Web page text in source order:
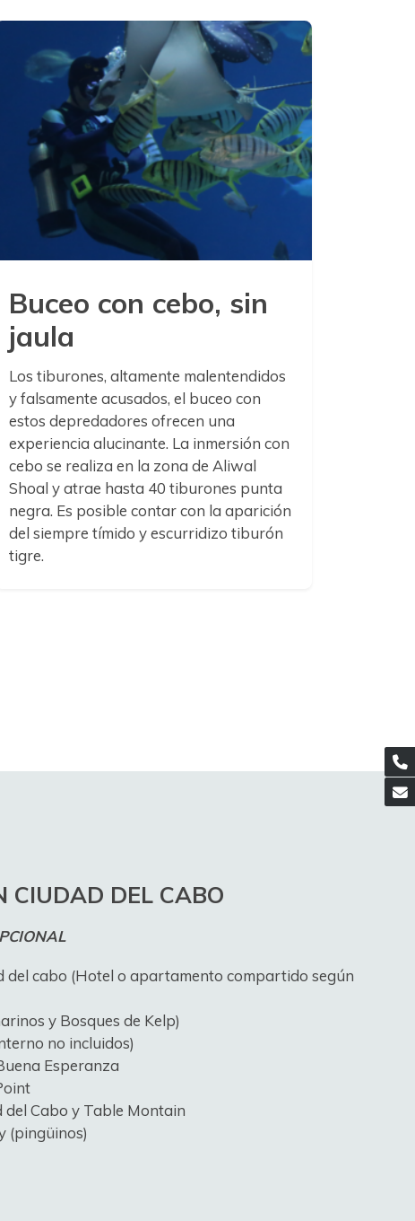
Buceo con cebo, sin
jaula
Los tiburones, altamente malentendidos
y falsamente acusados, el buceo con
estos depredadores ofrecen una
experiencia alucinante. La inmersión con
cebo se realiza en la zona de Aliwal
Shoal y atrae hasta 40 tiburones punta
negra. Es posible contar con la aparición
del siempre tímido y escurridizo tiburón
tigre.
CIUDAD DEL CABO
del cabo (Hotel o apartamento compartido según
y Bosques de Kelp)
no incluidos)
Esperanza
del Cabo y Table Montain
(pingüinos)